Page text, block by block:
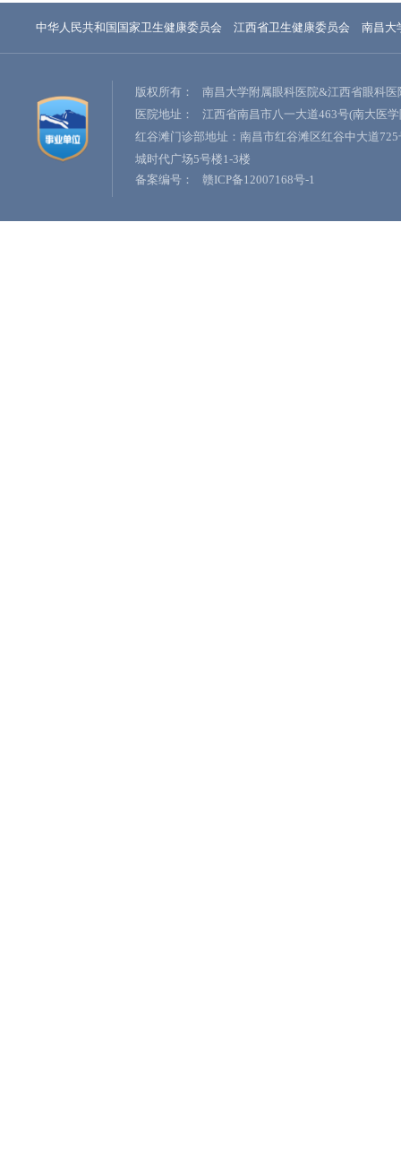
中华人民共和国国家卫生健康委员会 江西省卫生健康委员会 南昌大
版权所有：
南昌大学附属眼科医院&江西省眼科医
医院地址：
江西省南昌市八一大道463号(南大医
红谷滩门诊部地址：南昌市红谷滩区红谷中大道725
城时代广场5号楼1-3楼
备案编号：
赣ICP备12007168号-1